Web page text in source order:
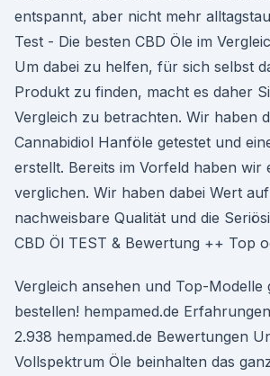
entspannt, aber nicht mehr
Test - Die besten CBD Öle im
Um dabei zu helfen, für sich selbst
Produkt zu finden, macht es daher
Vergleich zu betrachten. Wir haben
Cannabidiol Hanföle getestet und
erstellt. Bereits im Vorfeld haben wir
verglichen. Wir haben dabei Wert
nachweisbare Qualität und die
CBD Öl TEST & Bewertung ++ Top
Vergleich ansehen und Top-Modelle
bestellen! hempamed.de
2.938 hempamed.de Bewertungen
Vollspektrum Öle beinhalten das